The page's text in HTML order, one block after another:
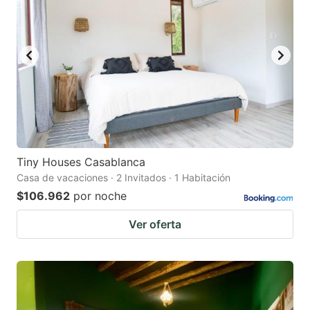
mark
key
get
the
keyboard
shortcuts
for
changing
dates.
get
the
keyboard
shortcuts
changing
Tiny Houses Casablanca
Casa de vacaciones · 2 Invitados · 1 Habitación
$106.962 por noche
Ver oferta